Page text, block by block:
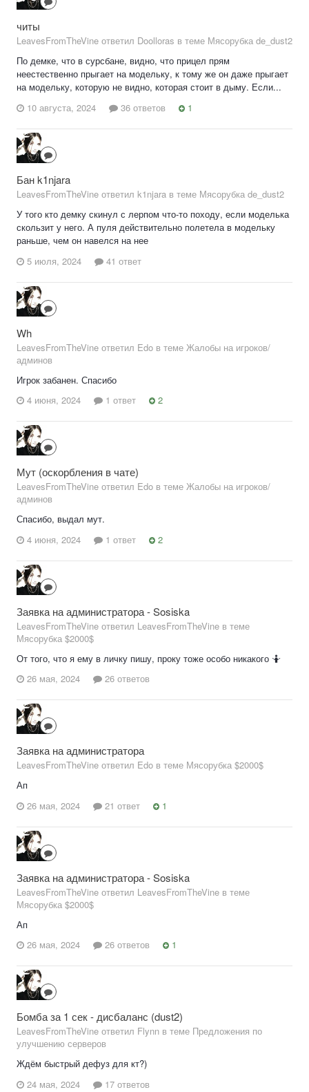
читы
LeavesFromTheVine ответил Doolloras в теме Мясорубка de_dust2
По демке, что в сурсбане, видно, что прицел прям
неестественно прыгает на модельку, к тому же он даже прыгает
на модельку, которую не видно, которая стоит в дыму. Если...
10 августа, 2024
36 ответов 1
Бан k1njara
LeavesFromTheVine ответил k1njara в теме Мясорубка de_dust2
У того кто демку скинул с лерпом что-то походу, если моделька
скользит у него. А пуля действительно полетела в модельку
раньше, чем он навелся на нее
5 июля, 2024
41 ответ
Wh
LeavesFromTheVine ответил Edo в теме Жалобы на игроков/
админов
Игрок забанен. Спасибо
4 июня, 2024
1 ответ 2
Мут (оскорбления в чате)
LeavesFromTheVine ответил Edo в теме Жалобы на игроков/
админов
Спасибо, выдал мут.
4 июня, 2024
1 ответ 2
Заявка на администратора - Sosiska
LeavesFromTheVine ответил LeavesFromTheVine в теме
Мясорубка $2000$
От того, что я ему в личку пишу, проку тоже особо никакого 🤷
26 мая, 2024
26 ответов
Заявка на администратора
LeavesFromTheVine ответил Edo в теме Мясорубка $2000$
Ап
26 мая, 2024
21 ответ 1
Заявка на администратора - Sosiska
LeavesFromTheVine ответил LeavesFromTheVine в теме
Мясорубка $2000$
Ап
26 мая, 2024
26 ответов 1
Бомба за 1 сек - дисбаланс (dust2)
LeavesFromTheVine ответил Flynn в теме Предложения по
улучшению серверов
Ждём быстрый дефуз для кт?)
24 мая, 2024
17 ответов